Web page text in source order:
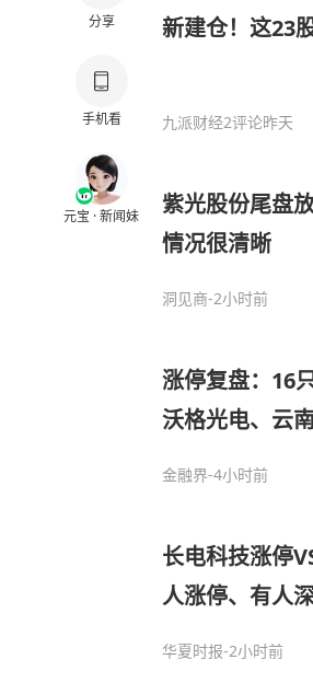
分享
手机看
元宝 · 新闻妹
新建仓！这23
九派财经2评论昨天
紫光股份尾盘
情况很清晰
洞见商-2小时前
涨停复盘：16
沃格光电、云
金融界-4小时前
长电科技涨停
人涨停、有人
华夏时报-2小时前